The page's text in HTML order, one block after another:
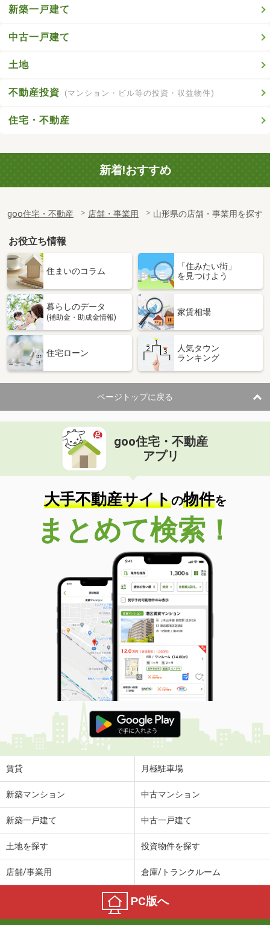
新築一戸建て
中古一戸建て
土地
不動産投資 (マンション・ビル等の投資・収益物件)
住宅・不動産
新着!おすすめ
goo住宅・不動産 店舗・事業用 山形県の店舗・事業用を探す
お役立ち情報
住まいのコラム
「住みたい街」
を見つけよう
暮らしのデータ
(補助金・助成金情報)
家賃相場
住宅ローン
人気タウン
ランキング
ページトップに戻る
goo住宅・不動産
アプリ
大手不動産サイトの物件を
まとめて検索！
賃貸 月極駐車場
新築マンション 中古マンション
新築一戸建て 中古一戸建て
土地を探す 投資物件を探す
店舗/事業用 倉庫/トランクルーム
PC版へ